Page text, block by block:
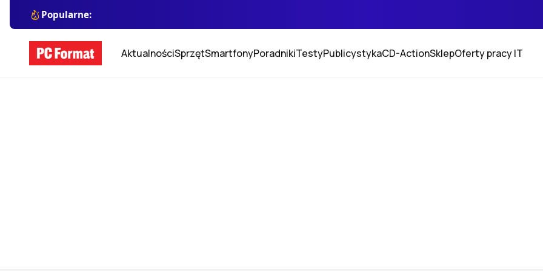
Popularne:
AktualnościSprzętSmartfonyPoradnikiTestyPublicystykaCD-ActionSklepOferty pracy IT